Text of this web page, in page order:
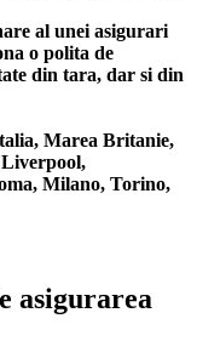
al unei asigurari
o polita de
din tara, dar si din
Marea Britanie,
Milano, Torino,
asigurarea